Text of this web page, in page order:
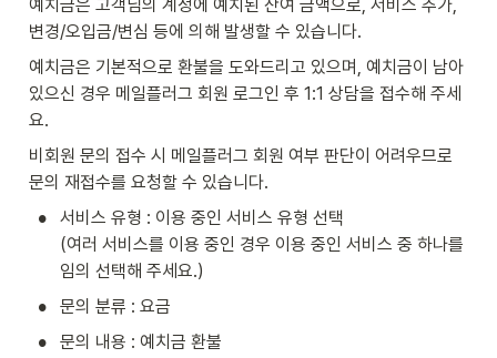
예치금은 고객님의 계정에 예치된 잔여 금액으로, 서비스 추가,
변경/오입금/변심 등에 의해 발생할 수 있습니다.
예치금은 기본적으로 환불을 도와드리고 있으며, 예치금이 남아
있으신 경우 메일플러그 회원 로그인 후 1:1 상담을 접수해 주세
요.
비회원 문의 접수 시 메일플러그 회원 여부 판단이 어려우므로
문의 재접수를 요청할 수 있습니다.
•
서비스 유형 : 이용 중인 서비스 유형 선택
(여러 서비스를 이용 중인 경우 이용 중인 서비스 중 하나를
임의 선택해 주세요.)
• 문의 분류 : 요금
• 문의 내용 : 예치금 환불